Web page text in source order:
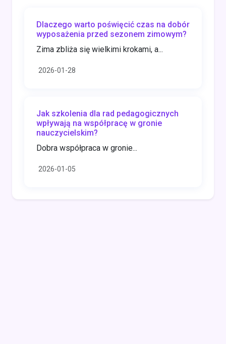
Dlaczego warto poświęcić czas na dobór
wyposażenia przed sezonem zimowym?
Zima zbliża się wielkimi krokami, a...
2026-01-28
Jak szkolenia dla rad pedagogicznych
wpływają na współpracę w gronie
nauczycielskim?
Dobra współpraca w gronie...
2026-01-05